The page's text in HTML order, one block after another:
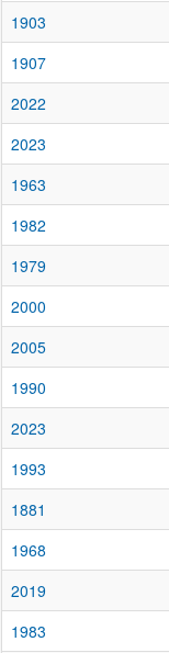
1903
1907
2022
2023
1963
1982
1979
2000
2005
1990
2023
1993
1881
1968
2019
1983